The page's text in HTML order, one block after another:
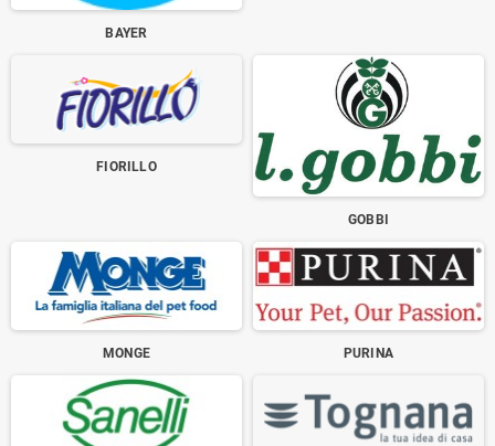
BAYER
FIORILLO
GOBBI
MONGE PURINA